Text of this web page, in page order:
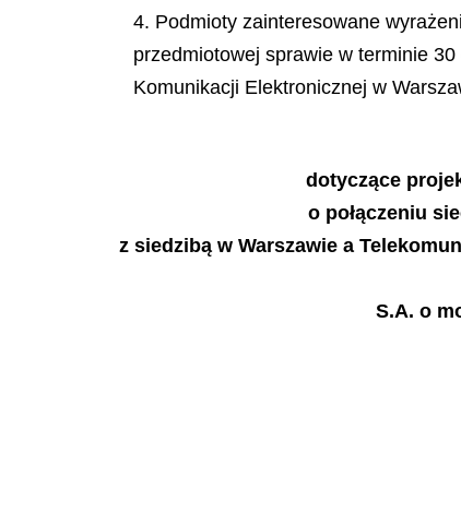
4. Podmioty zainteresowane
przedmiotowej sprawie w terminie
Komunikacji Elektronicznej w
dotyczące
o połączeniu
z siedzibą w Warszawie a
S.A. o